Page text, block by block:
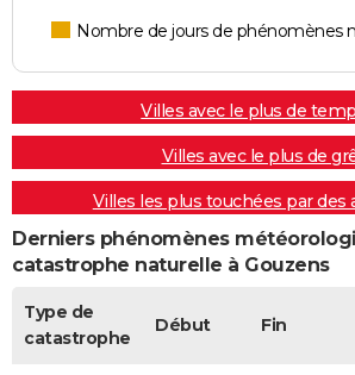
Nombre de jours de phénomènes
Villes avec le plus de
Villes avec le plus de
Villes les plus touchées par des
Derniers phénomènes
catastrophe naturelle à Gouzens
Type de
catastrophe
Début Fin